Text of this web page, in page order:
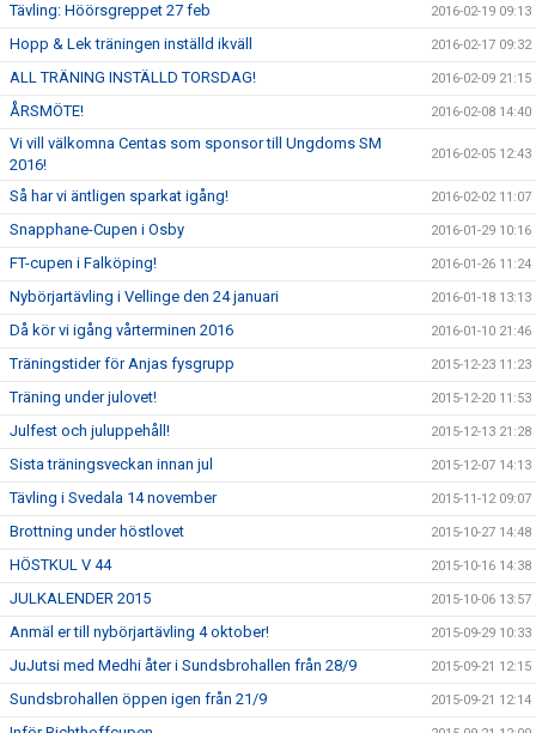
Tävling: Höörsgreppet 27 feb 2016-02-19 09:13
Hopp & Lek träningen inställd ikväll 2016-02-17 09:32
ALL TRÄNING INSTÄLLD TORSDAG! 2016-02-09 21:15
ÅRSMÖTE! 2016-02-08 14:40
Vi vill välkomna Centas som sponsor till Ungdoms SM
2016!
2016-02-05 12:43
Så har vi äntligen sparkat igång! 2016-02-02 11:07
Snapphane-Cupen i Osby 2016-01-29 10:16
FT-cupen i Falköping! 2016-01-26 11:24
Nybörjartävling i Vellinge den 24 januari 2016-01-18 13:13
Då kör vi igång vårterminen 2016 2016-01-10 21:46
Träningstider för Anjas fysgrupp 2015-12-23 11:23
Träning under julovet! 2015-12-20 11:53
Julfest och juluppehåll! 2015-12-13 21:28
Sista träningsveckan innan jul 2015-12-07 14:13
Tävling i Svedala 14 november 2015-11-12 09:07
Brottning under höstlovet 2015-10-27 14:48
HÖSTKUL V 44 2015-10-16 14:38
JULKALENDER 2015 2015-10-06 13:57
Anmäl er till nybörjartävling 4 oktober! 2015-09-29 10:33
JuJutsi med Medhi åter i Sundsbrohallen från 28/9 2015-09-21 12:15
Sundsbrohallen öppen igen från 21/9 2015-09-21 12:14